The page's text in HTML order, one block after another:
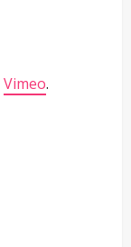
Vimeo.